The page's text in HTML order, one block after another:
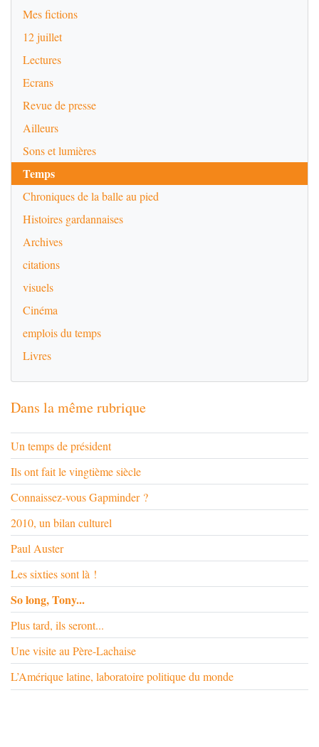
Mes fictions
12 juillet
Lectures
Ecrans
Revue de presse
Ailleurs
Sons et lumières
Temps
Chroniques de la balle au pied
Histoires gardannaises
Archives
citations
visuels
Cinéma
emplois du temps
Livres
Dans la même rubrique
Un temps de président
Ils ont fait le vingtième siècle
Connaissez-vous Gapminder ?
2010, un bilan culturel
Paul Auster
Les sixties sont là !
So long, Tony...
Plus tard, ils seront...
Une visite au Père-Lachaise
L’Amérique latine, laboratoire politique du monde